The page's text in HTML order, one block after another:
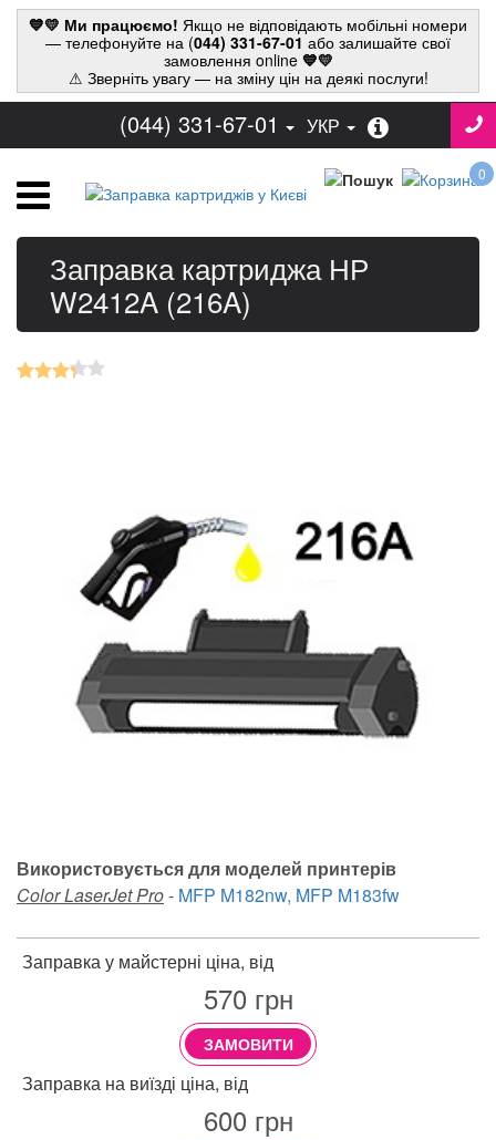
💙💛 Ми працюємо! Якщо не відповідають мобільні номери
— телефонуйте на (044) 331-67-01 або залишайте свої
замовлення online💙💛
⚠ Зверніть увагу — на зміну цін на деякі послуги!
(044) 331-67-01 УКР
0
Заправка картриджа НР
W2412A (216A)
Використовується для моделей принтерів
Color LaserJet Pro- MFP M182nw, MFP M183fw
Заправка у майстерні ціна, від
570грн
ЗАМОВИТИ
Заправка на виїзді ціна, від
600грн